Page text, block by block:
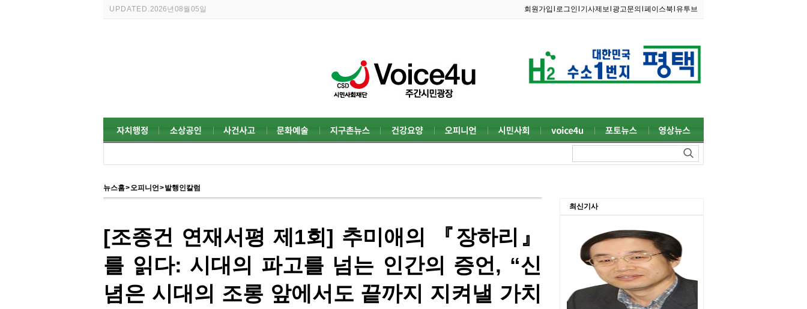
UPDATED.2026년 08월 05일 회원가입 로그인 기사제보 광고문의 l페이스북 유투브
뉴스홈>오피니언>발행인칼럼
[조종건 연재서평 제1회] 추미애의 『장하리』
를 읽다: 시대의 파고를 넘는 인간의 증언, “신
념은 시대의 조롱 앞에서도 끝까지 지켜낼 가치
최신기사